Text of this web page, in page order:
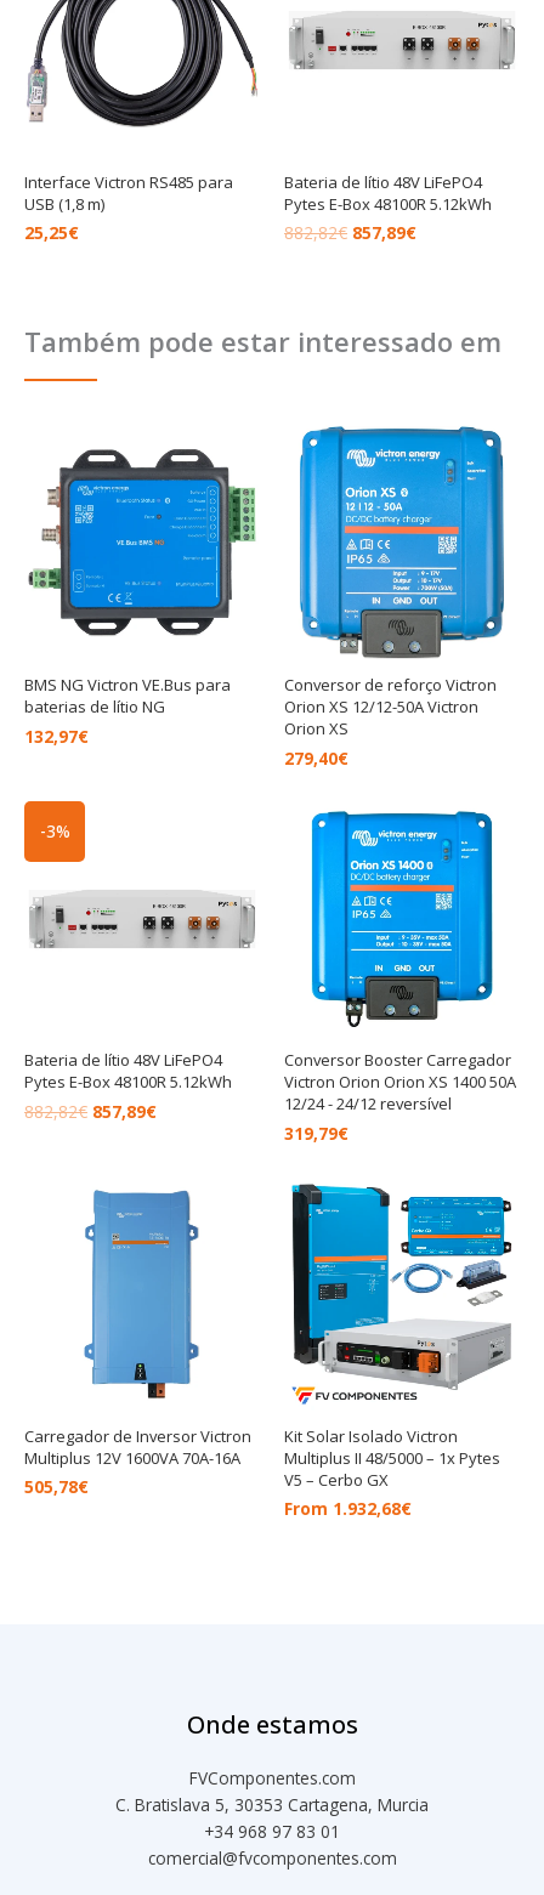
Interface Victron RS485 para
USB (1,8 m)
25,25€
Bateria de lítio 48V LiFePO4
Pytes E-Box 48100R 5.12kWh
882,82€
882,82€.
857,89€
857,89€.
Também pode estar interessado em
BMS NG Victron VE.Bus para
baterias de lítio NG
132,97€
Conversor de reforço Victron
Orion XS 12/12-50A Victron
Orion XS
279,40€
-3%
Bateria de lítio 48V LiFePO4
Pytes E-Box 48100R 5.12kWh
882,82€
882,82€.
857,89€
857,89€.
Conversor Booster Carregador
Victron Orion Orion XS 1400 50A
12/24 - 24/12 reversível
319,79€
Carregador de Inversor Victron
Multiplus 12V 1600VA 70A-16A
505,78€
Kit Solar Isolado Victron
Multiplus II 48/5000 – 1x Pytes
V5 – Cerbo GX
From 1.932,68€
Onde estamos
FVComponentes.com
C. Bratislava 5, 30353 Cartagena, Murcia
+34 968 97 83 01
comercial@fvcomponentes.com